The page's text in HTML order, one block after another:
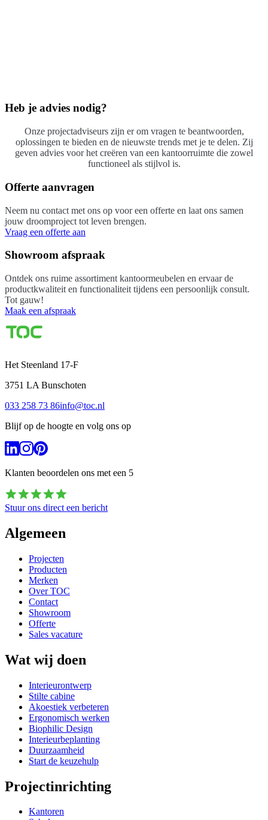
Heb je advies nodig?
Onze projectadviseurs zijn er om vragen te beantwoorden,
oplossingen te bieden en de nieuwste trends met je te delen. Zij
geven advies voor het creëren van een kantoorruimte die zowel
functioneel als stijlvol is.
Offerte aanvragen
Neem nu contact met ons op voor een offerte en laat ons samen
jouw droomproject tot leven brengen.
Vraag een offerte aan
Showroom afspraak
Ontdek ons ruime assortiment kantoormeubelen en ervaar de
productkwaliteit en functionaliteit tijdens een persoonlijk consult.
Tot gauw!
Maak een afspraak
Het Steenland 17-F
3751 LA Bunschoten
033 258 73 86info@toc.nl
Blijf op de hoogte en volg ons op
Klanten beoordelen ons met een 5
Stuur ons direct een bericht
Algemeen
Projecten
Producten
Merken
Over TOC
Contact
Showroom
Offerte
Sales vacature
Wat wij doen
Interieurontwerp
Stilte cabine
Akoestiek verbeteren
Ergonomisch werken
Biophilic Design
Interieurbeplanting
Duurzaamheid
Start de keuzehulp
Projectinrichting
Kantoren